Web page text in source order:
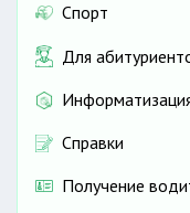
Спорт
Для
Справки
Получение